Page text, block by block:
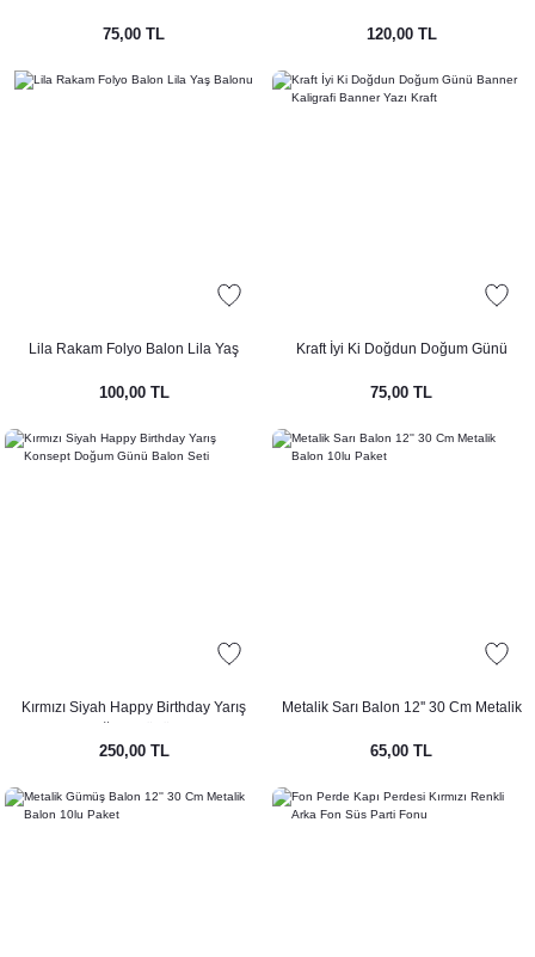
75,00 TL 120,00 TL
Lila Rakam Folyo Balon Lila Yaş
100,00 TL
Kraft İyi Ki Doğdun Doğum Günü
75,00 TL
Kırmızı Siyah Happy Birthday Yarış
250,00 TL
Metalik Sarı Balon 12'' 30 Cm Metalik
65,00 TL